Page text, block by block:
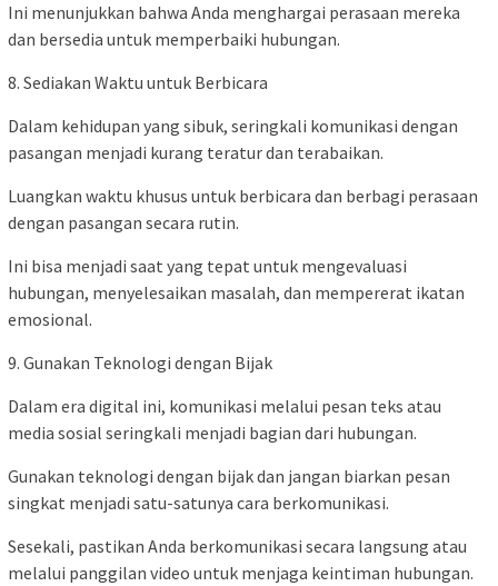
Ini menunjukkan bahwa Anda menghargai perasaan mereka
dan bersedia untuk memperbaiki hubungan.
8. Sediakan Waktu untuk Berbicara
Dalam kehidupan yang sibuk, seringkali komunikasi dengan
pasangan menjadi kurang teratur dan terabaikan.
Luangkan waktu khusus untuk berbicara dan berbagi perasaan
dengan pasangan secara rutin.
Ini bisa menjadi saat yang tepat untuk mengevaluasi
hubungan, menyelesaikan masalah, dan mempererat ikatan
emosional.
9. Gunakan Teknologi dengan Bijak
Dalam era digital ini, komunikasi melalui pesan teks atau
media sosial seringkali menjadi bagian dari hubungan.
Gunakan teknologi dengan bijak dan jangan biarkan pesan
singkat menjadi satu-satunya cara berkomunikasi.
Sesekali, pastikan Anda berkomunikasi secara langsung atau
melalui panggilan video untuk menjaga keintiman hubungan.